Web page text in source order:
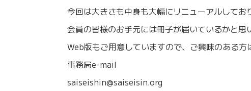
今回は大きさも中身も大幅にリニューアルしてお
会員の皆様のお手元には冊子が届いているかと思
Web版もご用意していますので、ご興味のある方
事務局e-mail
saiseishin@saiseisin.org